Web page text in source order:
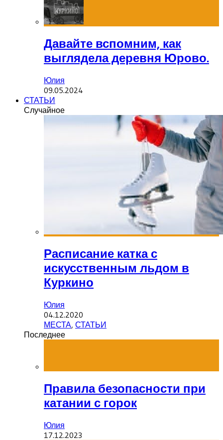
Давайте вспомним, как
выглядела деревня Юрово.
Юлия
09.05.2024
СТАТЬИ
Случайное
Расписание катка с
искусственным льдом в
Куркино
Юлия
04.12.2020
МЕСТА, СТАТЬИ
Последнее
Правила безопасности при
катании с горок
Юлия
17.12.2023